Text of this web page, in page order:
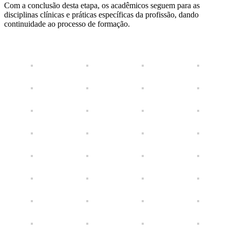
Com a conclusão desta etapa, os acadêmicos seguem para as
disciplinas clínicas e práticas específicas da profissão, dando
continuidade ao processo de formação.